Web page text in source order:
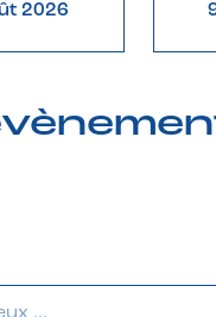
2026